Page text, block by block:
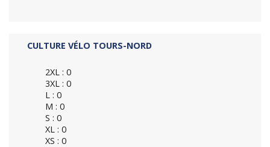
CULTURE VÉLO TOURS-NORD
2XL : 0
3XL : 0
L : 0
M : 0
S : 0
XL : 0
XS : 0